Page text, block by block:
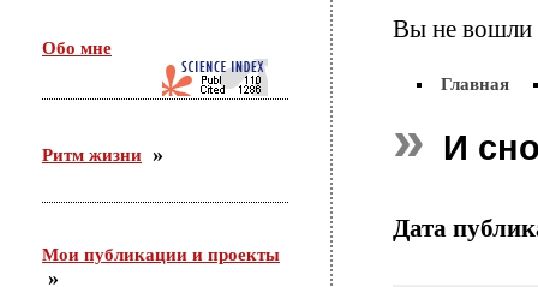
26 февраля в г. Орехово-Зуево состоялся круглый
стол по проекту «Сетевое научно-педагогическое
партнерство». Участники — ФГБНУ «ИИДСВ
РАО», ГОО ВПО «ГГТУ», Управление образования
г.о. Орехово-Зуево
25.12.2015
Приняла участие во «II Всероссийском
корчаковском сборе: от практики к моделям
развития педагогического образования». Выступила
с сообщением «Советские педагоги и несоветские
дети. Парадоксы воспитания».
Обо мне
Ритм жизни
Мои публикации и проекты
Вы не вошли
Главная
И
Дата